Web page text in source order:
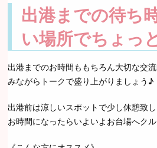
出港までの待ち
い場所でちょっ
出港までのお時間ももちろん大切な交
みながらトークで盛り上がりましょう♪
出港前は涼しいスポットで少し休憩致
お時間になったらいよいよお台場へク